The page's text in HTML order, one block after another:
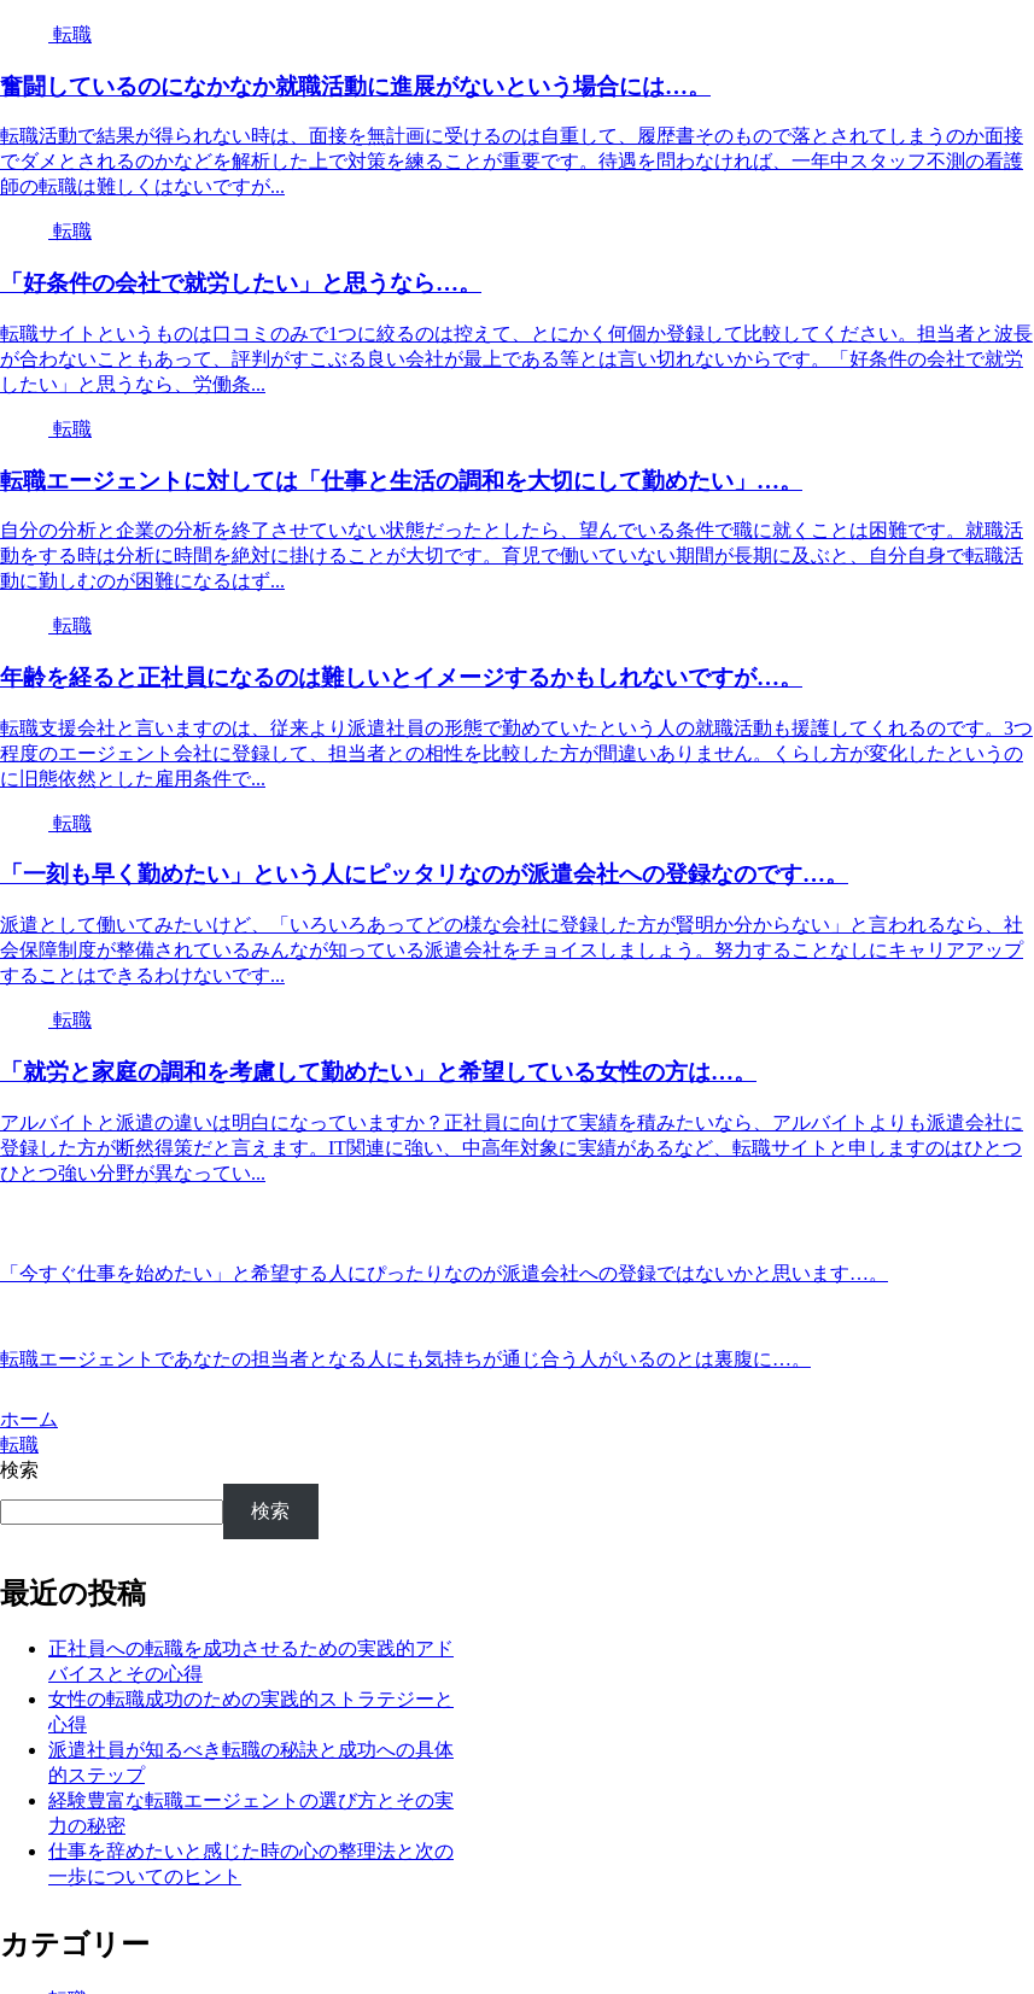
転職
奮闘しているのになかなか就職活動に進展がないという場合には…。
転職活動で結果が得られない時は、面接を無計画に受けるのは自重して、履歴書そのもので落とされてしまうのか面接
でダメとされるのかなどを解析した上で対策を練ることが重要です。待遇を問わなければ、一年中スタッフ不測の看護
師の転職は難しくはないですが...
転職
「好条件の会社で就労したい」と思うなら…。
転職サイトというものは口コミのみで1つに絞るのは控えて、とにかく何個か登録して比較してください。担当者と波長
が合わないこともあって、評判がすこぶる良い会社が最上である等とは言い切れないからです。「好条件の会社で就労
したい」と思うなら、労働条...
転職
転職エージェントに対しては「仕事と生活の調和を大切にして勤めたい」…。
自分の分析と企業の分析を終了させていない状態だったとしたら、望んでいる条件で職に就くことは困難です。就職活
動をする時は分析に時間を絶対に掛けることが大切です。育児で働いていない期間が長期に及ぶと、自分自身で転職活
動に勤しむのが困難になるはず...
転職
年齢を経ると正社員になるのは難しいとイメージするかもしれないですが…。
転職支援会社と言いますのは、従来より派遣社員の形態で勤めていたという人の就職活動も援護してくれるのです。3つ
程度のエージェント会社に登録して、担当者との相性を比較した方が間違いありません。くらし方が変化したというの
に旧態依然とした雇用条件で...
転職
「一刻も早く勤めたい」という人にピッタリなのが派遣会社への登録なのです…。
派遣として働いてみたいけど、「いろいろあってどの様な会社に登録した方が賢明か分からない」と言われるなら、社
会保障制度が整備されているみんなが知っている派遣会社をチョイスしましょう。努力することなしにキャリアアップ
することはできるわけないです...
転職
「就労と家庭の調和を考慮して勤めたい」と希望している女性の方は…。
アルバイトと派遣の違いは明白になっていますか？正社員に向けて実績を積みたいなら、アルバイトよりも派遣会社に
登録した方が断然得策だと言えます。IT関連に強い、中高年対象に実績があるなど、転職サイトと申しますのはひとつ
ひとつ強い分野が異なってい...
「今すぐ仕事を始めたい」と希望する人にぴったりなのが派遣会社への登録ではないかと思います…。
転職エージェントであなたの担当者となる人にも気持ちが通じ合う人がいるのとは裏腹に…。
ホーム
転職
検索
検索
最近の投稿
正社員への転職を成功させるための実践的アド
バイスとその心得
女性の転職成功のための実践的ストラテジーと
心得
派遣社員が知るべき転職の秘訣と成功への具体
的ステップ
経験豊富な転職エージェントの選び方とその実
力の秘密
仕事を辞めたいと感じた時の心の整理法と次の
一歩についてのヒント
カテゴリー